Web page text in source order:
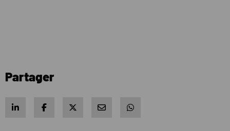
Partager
Share on LinkedIn
Share on Facebook
Share on XShare via e-mailShare via WhatsApp